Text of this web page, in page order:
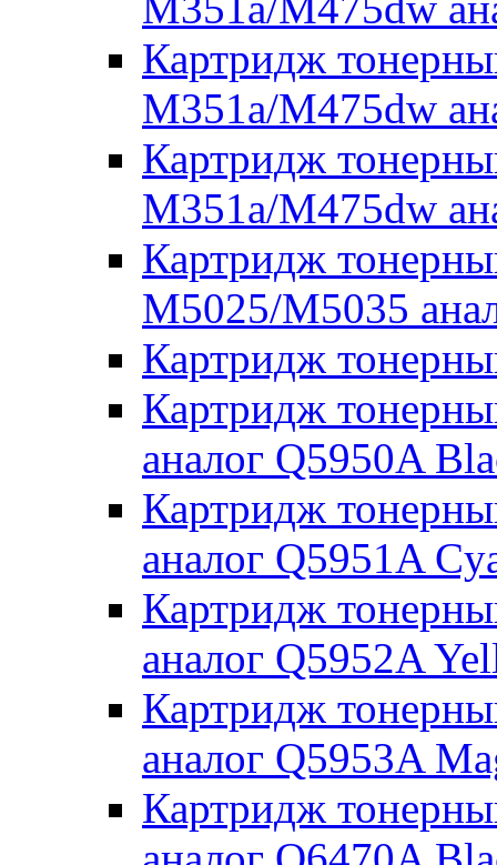
Картридж
M351a/M475dw
Картридж
M351a/M475dw
Картридж
M5025/M5035
Картридж
Картридж
аналог Q5950A
Картридж
аналог Q5951A
Картридж
аналог Q5952A
Картридж
аналог Q5953A
Картридж